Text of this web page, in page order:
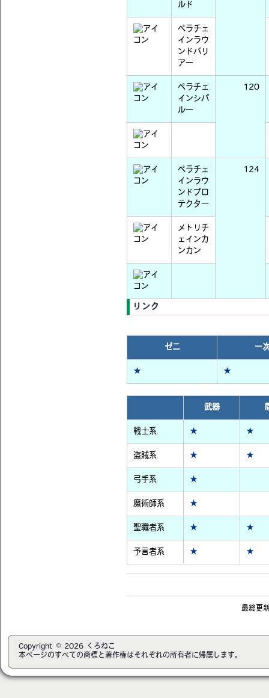
ルド
ペラチェ
インラウ
ンドバリ
アー
ペラチェ
インシパ
ルー
120
ペラチェ
インラウ
ンドプロ
テクター
124
メトリチ
ェインカ
ンカン
リンク
ゼニ 一
★ ★
武器
戦士系 ★ ★
盗賊系 ★ ★
弓手系 ★
魔術師系 ★
聖職者系 ★ ★
予言者系 ★ ★
最終更
Copyright © 2026 くろねこ
本ページのすべての商標と著作権はそれぞれの所有者に帰属します。